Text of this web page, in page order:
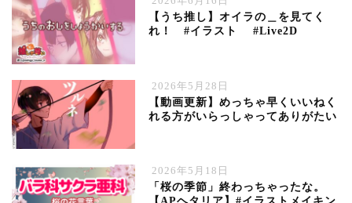
【うち推し】オイラの＿を見てく
れ！ #イラスト #Live2D
2026年5月28日
【動画更新】めっちゃ早くいいねく
れる方がいらっしゃってありがたい
2026年5月18日
「桜の季節」終わっちゃったな。